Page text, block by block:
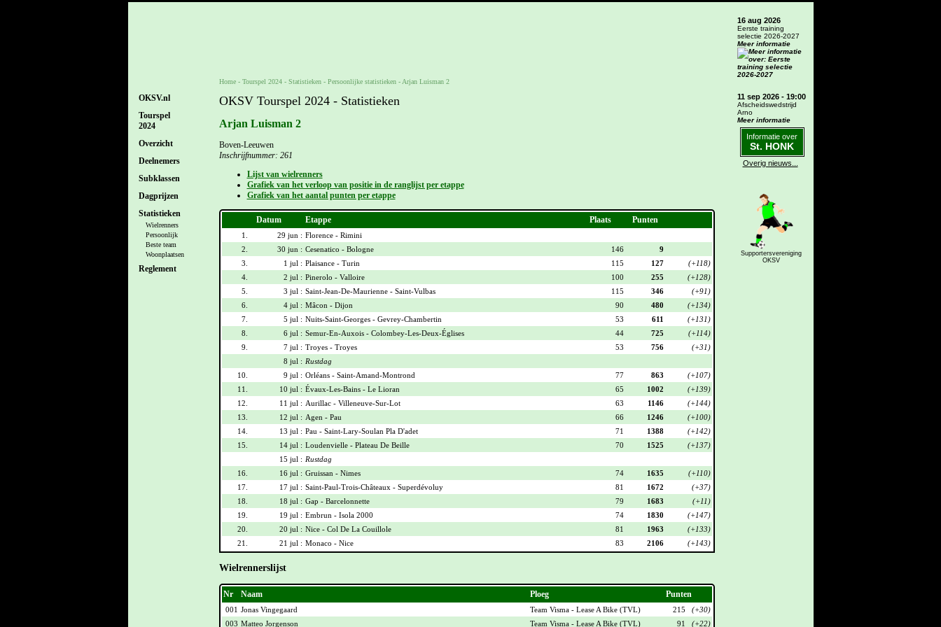
OKSV.nl
Tourspel
2024
Overzicht
Deelnemers
Subklassen
Dagprijzen
Statistieken
Wielrenners
Persoonlijk
Beste team
Woonplaatsen
Reglement
Home- Tourspel 2024- Statistieken - Persoonlijke statistieken- Arjan Luisman 2
OKSV Tourspel 2024 - Statistieken
Arjan Luisman 2
Boven-Leeuwen
Inschrijfnummer: 261
Lijst van wielrenners
Grafiek van het verloop van positie in de ranglijst per etappe
Grafiek van het aantal punten per etappe
Datum Etappe Plaats Punten
1. 29 jun : Florence - Rimini
2.
30 jun : Cesenatico - Bologne 146
9
3.
1 jul : Plaisance - Turin 115 127
(+118)
4.
2 jul : Pinerolo - Valloire 100 255
(+128)
5.
3 jul : Saint-Jean-De-Maurienne - Saint-Vulbas 115 346
(+91)
6.
4 jul : Mâcon - Dijon 90 480
(+134)
7.
5 jul : Nuits-Saint-Georges - Gevrey-Chambertin 53 611
(+131)
8.
6 jul : Semur-En-Auxois - Colombey-Les-Deux-Églises 44 725
(+114)
9.
7 jul : Troyes - Troyes 53 756
(+31)
8 jul : Rustdag
10.
9 jul : Orléans - Saint-Amand-Montrond 77 863
(+107)
11.
10 jul : Évaux-Les-Bains - Le Lioran 65 1002
(+139)
12.
11 jul : Aurillac - Villeneuve-Sur-Lot 63 1146
(+144)
13.
12 jul : Agen - Pau 66 1246
(+100)
14.
13 jul : Pau - Saint-Lary-Soulan Pla D'adet 71 1388
(+142)
15.
14 jul : Loudenvielle - Plateau De Beille 70 1525
(+137)
15 jul : Rustdag
16.
16 jul : Gruissan - Nimes 74 1635
(+110)
17.
17 jul : Saint-Paul-Trois-Châteaux - Superdévoluy 81 1672
(+37)
18.
18 jul : Gap - Barcelonnette 79 1683
(+11)
19.
19 jul : Embrun - Isola 2000 74 1830
(+147)
20.
20 jul : Nice - Col De La Couillole 81 1963
(+133)
21.
21 jul : Monaco - Nice 83 2106 (+143)
Wielrennerslijst
Nr Naam Ploeg Punten
001 Jonas Vingegaard Team Visma - Lease A Bike (TVL) 215
(+30)
003 Matteo Jorgenson Team Visma - Lease A Bike (TVL) 91 (+22)
16 aug 2026
Eerste training
selectie 2026-2027
Meer informatie
11 sep 2026 - 19:00
Afscheidswedstrijd
Arno
Meer informatie
Informatie over
St. HONK
Overig nieuws...
Supportersvereniging
OKSV